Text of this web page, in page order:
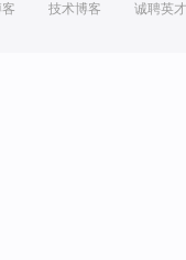
技术博客 诚聘英才